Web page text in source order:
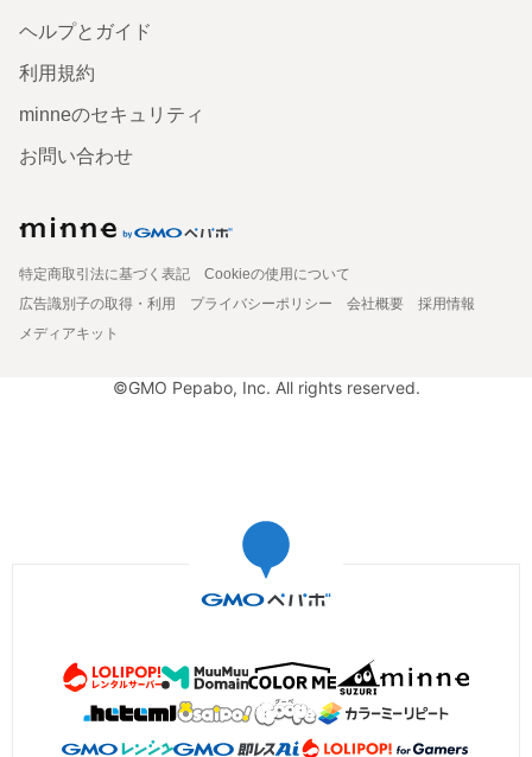
ヘルプとガイド
利用規約
minneのセキュリティ
お問い合わせ
特定商取引法に基づく表記
Cookieの使用について
広告識別子の取得・利用
プライバシーポリシー 会社概要
採用情報
メディアキット
©GMO Pepabo, Inc. All rights reserved.